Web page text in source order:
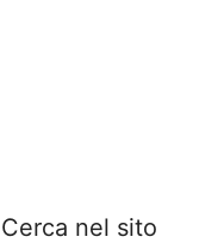
Cerca nel sito